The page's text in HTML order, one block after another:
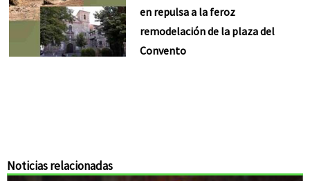
en repulsa a la feroz
remodelación de la plaza del
Convento
Noticias relacionadas